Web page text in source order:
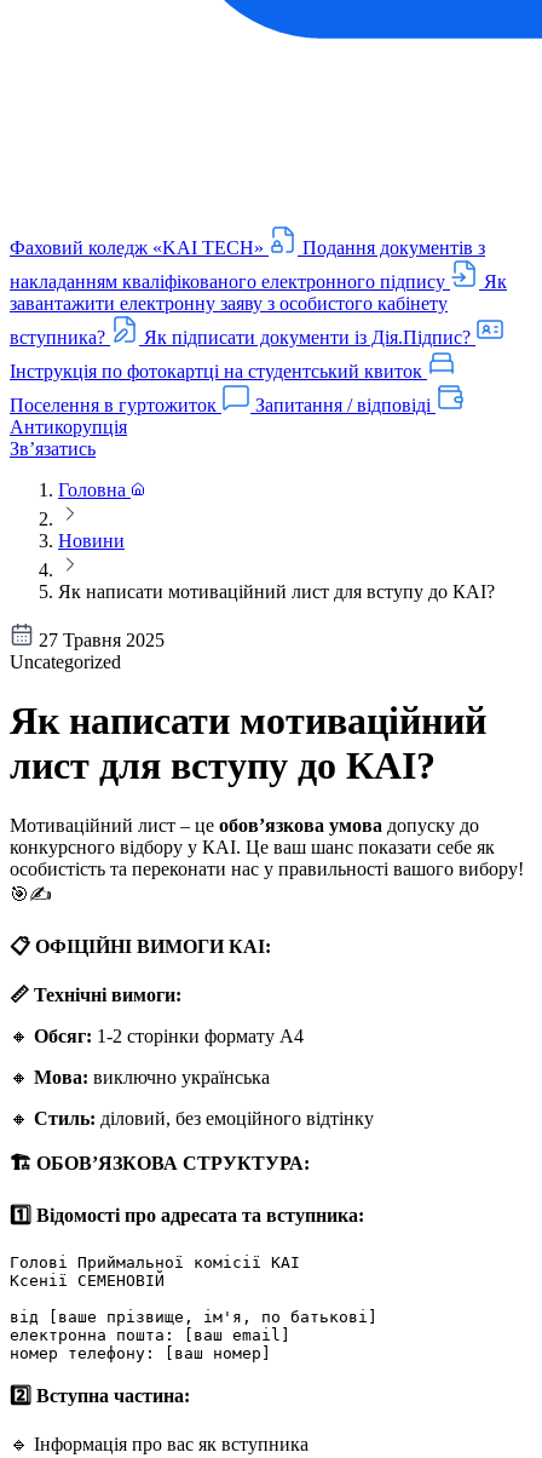
Фаховий коледж «KAI TECH»
Подання документів з
накладанням кваліфікованого електронного підпису
Як
завантажити електронну заяву з особистого кабінету
вступника?
Як підписати документи із Дія.Підпис?
Інструкція по фотокартці на студентський квиток
Поселення в гуртожиток
Запитання / відповіді
Антикорупція
Звʼязатись
Головна
Новини
Як написати мотиваційний лист для вступу до КАІ?
27 Травня 2025
Uncategorized
Як написати мотиваційний
лист для вступу до КАІ?
Мотиваційний лист – це обов’язкова умова допуску до
конкурсного відбору у КАІ. Це ваш шанс показати себе як
особистість та переконати нас у правильності вашого вибору!
🎯✍️
📋 ОФІЦІЙНІ ВИМОГИ КАІ:
📏 Технічні вимоги:
🔸 Обсяг: 1-2 сторінки формату А4
🔸 Мова: виключно українська
🔸 Стиль: діловий, без емоційного відтінку
🏗️ ОБОВ’ЯЗКОВА СТРУКТУРА:
1️⃣ Відомості про адресата та вступника:
Голові Приймальної комісії КАІ
Ксенії СЕМЕНОВІЙ
від [ваше прізвище, ім'я, по батькові]
електронна пошта: [ваш email]
2️⃣ Вступна частина:
🔹 Інформація про вас як вступника